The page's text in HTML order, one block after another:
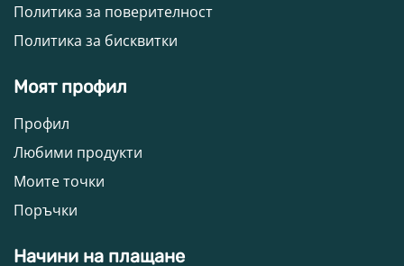
Политика за поверителност
Политика за бисквитки
Моят профил
Профил
Любими продукти
Моите точки
Поръчки
Начини на плащане